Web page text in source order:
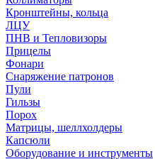
Кронштейны, кольца
ЛЦУ
ПНВ и Тепловизоры
Прицелы
Фонари
Снаряжение патронов
Пули
Гильзы
Порох
Матрицы, шеллхолдеры
Капсюли
Оборудование и инструменты